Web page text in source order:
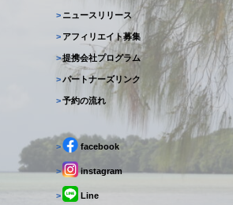
> ニュースリリース
> アフィリエイト募集
>提携会社プログラム
>パートナーズリンク
>予約の流れ
> facebook
> instagram
> Line